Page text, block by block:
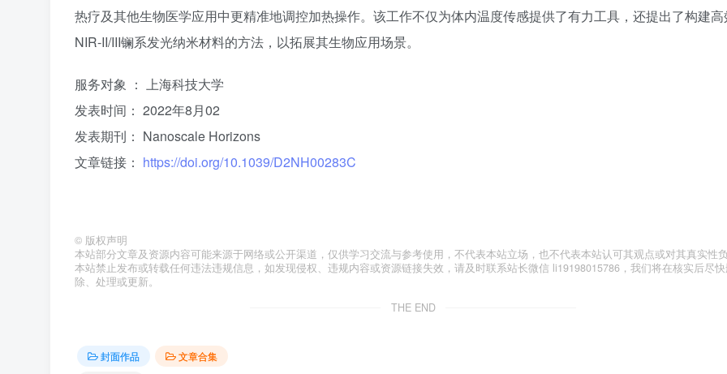
热疗及其他生物医学应用中更精准地调控加热操作。该工作不仅为体内温度传感提供了有力工具，还提出了构建高
NIR-II/III镧系发光纳米材料的方法，以拓展其生物应用场景。
服务对象 ： 上海科技大学
发表时间： 2022年8月02
发表期刊： Nanoscale Horizons
文章链接： https://doi.org/10.1039/D2NH00283C
© 版权声明
本站部分文章及资源内容可能来源于网络或公开渠道，仅供学习交流与参考使用，不代表本站立场，也不代表本站认可其观点或对其真实性
本站禁止发布或转载任何违法违规信息，如发现侵权、违规内容或资源链接失效，请及时联系站长微信 li19198015786，我们将在核实后尽
除、处理或更新。
THE END
封面作品
文章合集